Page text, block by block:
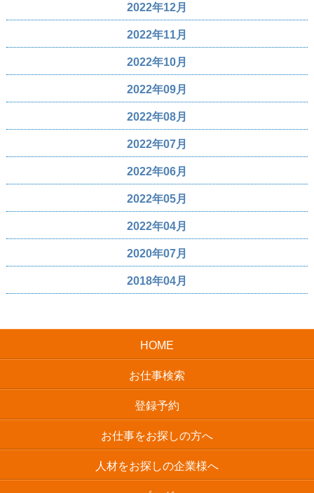
2022年12月
2022年11月
2022年10月
2022年09月
2022年08月
2022年07月
2022年06月
2022年05月
2022年04月
2020年07月
2018年04月
HOME
お仕事検索
登録予約
お仕事をお探しの方へ
人材をお探しの企業様へ